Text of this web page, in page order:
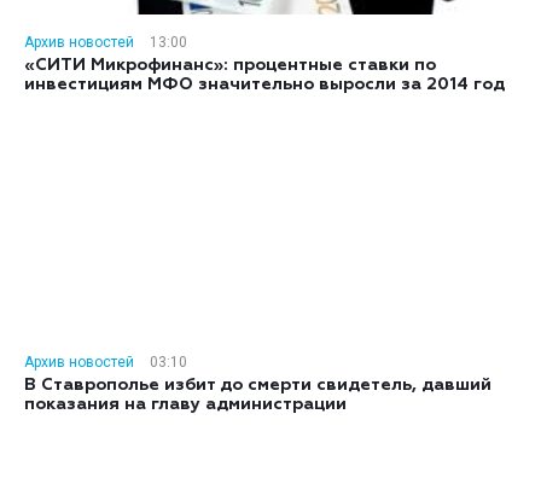
Архив новостей
13:00
«СИТИ Микрофинанс»: процентные ставки по
инвестициям МФО значительно выросли за 2014 год
Архив новостей
03:10
В Ставрополье избит до смерти свидетель, давший
показания на главу администрации